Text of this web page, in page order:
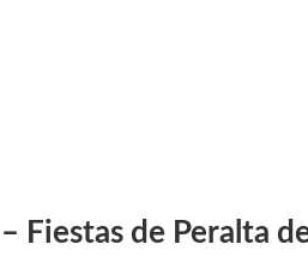
Fiestas de Peralta